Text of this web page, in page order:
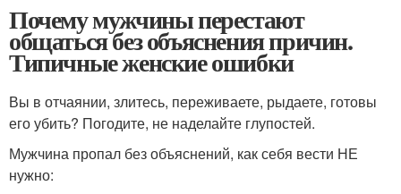
Почему мужчины перестают
общаться без объяснения причин.
Типичные женские ошибки
Вы в отчаянии, злитесь, переживаете, рыдаете, готовы
его убить? Погодите, не наделайте глупостей.
Мужчина пропал без объяснений, как себя вести НЕ
нужно: